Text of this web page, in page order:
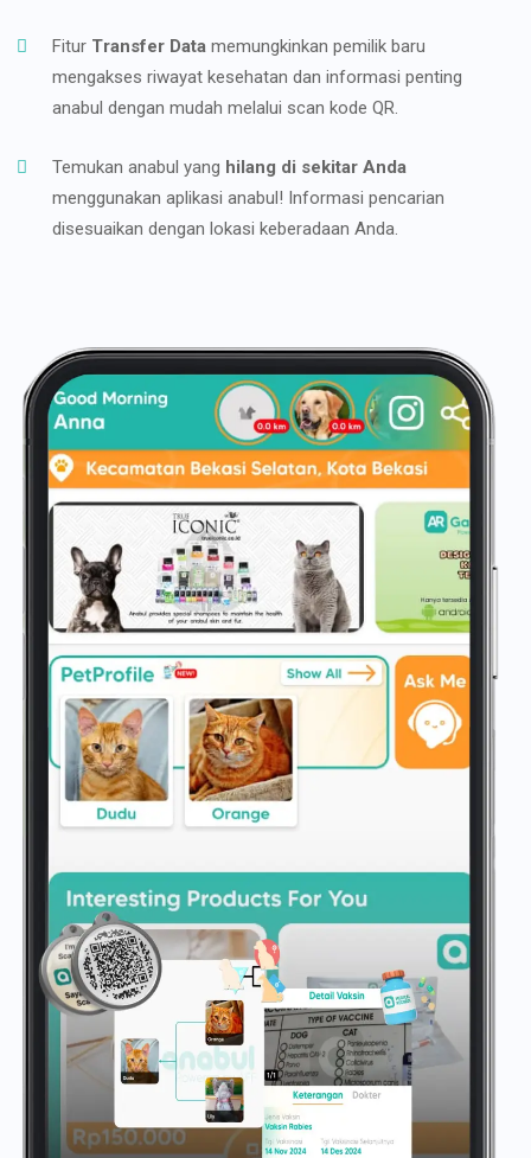
Fitur Transfer Data memungkinkan pemilik baru
mengakses riwayat kesehatan dan informasi penting
anabul dengan mudah melalui scan kode QR.
Temukan anabul yang hilang di sekitar Anda
menggunakan aplikasi anabul! Informasi pencarian
disesuaikan dengan lokasi keberadaan Anda.